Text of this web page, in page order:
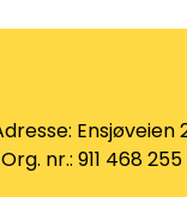
Ensjøveien
nr.: 911 468 255